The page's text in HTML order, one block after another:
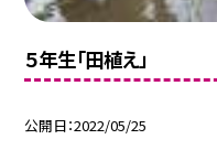
５年生「田植え」
公開日 2022/05/25